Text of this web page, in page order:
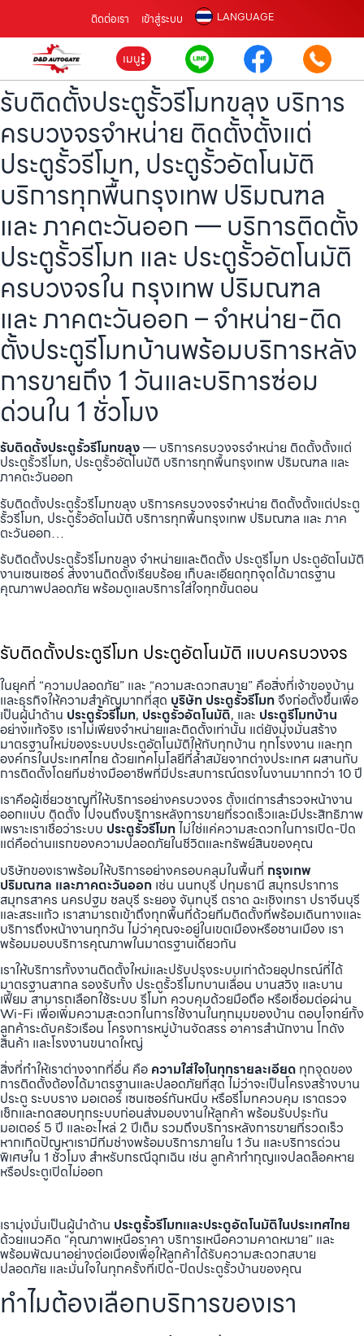
ติดต่อเรา เข้าสู่ระบบ LANGUAGE
เมนู
รับติดตั้งประตูรั้วรีโมทขลุง บริการ
ครบวงจรจำหน่าย ติดตั้งตั้งแต่
ประตูรั้วรีโมท, ประตูรั้วอัตโนมัติ
บริการทุกพื้นกรุงเทพ ปริมณฑล
และ ภาคตะวันออก — บริการติดตั้ง
ประตูรั้วรีโมท และ ประตูรั้วอัตโนมัติ
ครบวงจรใน กรุงเทพ ปริมณฑล
และ ภาคตะวันออก – จำหน่าย-ติด
ตั้งประตูรีโมทบ้านพร้อมบริการหลัง
การขายถึง 1 วันและบริการซ่อม
ด่วนใน 1 ชั่วโมง
รับติดตั้งประตูรั้วรีโมทขลุง— บริการครบวงจรจำหน่าย ติดตั้งตั้งแต่
ประตูรั้วรีโมท, ประตูรั้วอัตโนมัติ บริการทุกพื้นกรุงเทพ ปริมณฑล และ
ภาคตะวันออก
รับติดตั้งประตูรั้วรีโมทขลุง บริการครบวงจรจำหน่าย ติดตั้งตั้งแต่ประตู
รั้วรีโมท, ประตูรั้วอัตโนมัติ บริการทุกพื้นกรุงเทพ ปริมณฑล และ ภาค
ตะวันออก…
รับติดตั้งประตูรั้วรีโมทขลุง จำหน่ายและติดตั้ง ประตูรีโมท ประตูอัตโนมัติ
งานเซนเซอร์ ส่งงานติดตั้งเรียบร้อย เก็บละเอียดทุกจุดได้มาตรฐาน
คุณภาพปลอดภัย พร้อมดูแลบริการใส่ใจทุกขั้นตอน
รับติดตั้งประตูรีโมท ประตูอัตโนมัติ แบบครบวงจร
ในยุคที่ “ความปลอดภัย” และ “ความสะดวกสบาย” คือสิ่งที่เจ้าของบ้าน
และธุรกิจให้ความสำคัญมากที่สุด บริษัท ประตูรั้วรีโมทจึงก่อตั้งขึ้นเพื่อ
เป็นผู้นำด้าน ประตูรั้วรีโมท, ประตูรั้วอัตโนมัติ, และ ประตูรีโมทบ้าน
อย่างแท้จริง เราไม่เพียงจำหน่ายและติดตั้งเท่านั้น แต่ยังมุ่งมั่นสร้าง
มาตรฐานใหม่ของระบบประตูอัตโนมัติให้กับทุกบ้าน ทุกโรงงาน และทุก
องค์กรในประเทศไทย ด้วยเทคโนโลยีที่ล้ำสมัยจากต่างประเทศ ผสานกับ
การติดตั้งโดยทีมช่างมืออาชีพที่มีประสบการณ์ตรงในงานมากกว่า 10 ปี
เราคือผู้เชี่ยวชาญที่ให้บริการอย่างครบวงจร ตั้งแต่การสำรวจหน้างาน
ออกแบบ ติดตั้ง ไปจนถึงบริการหลังการขายที่รวดเร็วและมีประสิทธิภาพ
เพราะเราเชื่อว่าระบบ ประตูรั้วรีโมทไม่ใช่แค่ความสะดวกในการเปิด-ปิด
แต่คือด่านแรกของความปลอดภัยในชีวิตและทรัพย์สินของคุณ
บริษัทของเราพร้อมให้บริการอย่างครอบคลุมในพื้นที่ กรุงเทพ
ปริมณฑล และภาคตะวันออก เช่น นนทบุรี ปทุมธานี สมุทรปราการ
สมุทรสาคร นครปฐม ชลบุรี ระยอง จันทบุรี ตราด ฉะเชิงเทรา ปราจีนบุรี
และสระแก้ว เราสามารถเข้าถึงทุกพื้นที่ด้วยทีมติดตั้งที่พร้อมเดินทางและ
บริการถึงหน้างานทุกวัน ไม่ว่าคุณจะอยู่ในเขตเมืองหรือชานเมือง เรา
พร้อมมอบบริการคุณภาพในมาตรฐานเดียวกัน
เราให้บริการทั้งงานติดตั้งใหม่และปรับปรุงระบบเก่าด้วยอุปกรณ์ที่ได้
มาตรฐานสากล รองรับทั้ง ประตูรั้วรีโมทบานเลื่อน บานสวิง และบาน
เฟี้ยม สามารถเลือกใช้ระบบ รีโมท ควบคุมด้วยมือถือ หรือเชื่อมต่อผ่าน
Wi-Fi เพื่อเพิ่มความสะดวกในการใช้งานในทุกมุมของบ้าน ตอบโจทย์ทั้ง
ลูกค้าระดับครัวเรือน โครงการหมู่บ้านจัดสรร อาคารสำนักงาน โกดัง
สินค้า และโรงงานขนาดใหญ่
สิ่งที่ทำให้เราต่างจากที่อื่น คือ ความใส่ใจในทุกรายละเอียด ทุกจุดของ
การติดตั้งต้องได้มาตรฐานและปลอดภัยที่สุด ไม่ว่าจะเป็นโครงสร้างบาน
ประตู ระบบราง มอเตอร์ เซนเซอร์กันหนีบ หรือรีโมทควบคุม เราตรวจ
เช็กและทดสอบทุกระบบก่อนส่งมอบงานให้ลูกค้า พร้อมรับประกัน
มอเตอร์ 5 ปี และอะไหล่ 2 ปีเต็ม รวมถึงบริการหลังการขายที่รวดเร็ว
หากเกิดปัญหาเรามีทีมช่างพร้อมบริการภายใน 1 วัน และบริการด่วน
พิเศษใน 1 ชั่วโมง สำหรับกรณีฉุกเฉิน เช่น ลูกค้าทำกุญแจปลดล็อคหาย
หรือประตูเปิดไม่ออก
เรามุ่งมั่นเป็นผู้นำด้าน ประตูรั้วรีโมทและประตูอัตโนมัติในประเทศไทย
ด้วยแนวคิด “คุณภาพเหนือราคา บริการเหนือความคาดหมาย” และ
พร้อมพัฒนาอย่างต่อเนื่องเพื่อให้ลูกค้าได้รับความสะดวกสบาย
ปลอดภัย และมั่นใจในทุกครั้งที่เปิด-ปิดประตูรั้วบ้านของคุณ
ทำไมต้องเลือกบริการของเรา